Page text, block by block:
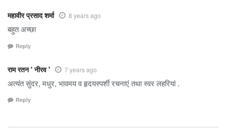
महावीर प्रसाद शर्मा 8 years ago
बहुत अच्छा
Reply
राम रतन ' नीरव ' 7 years ago
अत्यंत सुंदर, मधुर, भावमय व हृदयस्पर्शी रचनाएं तथा स्वर लहरियां .
Reply